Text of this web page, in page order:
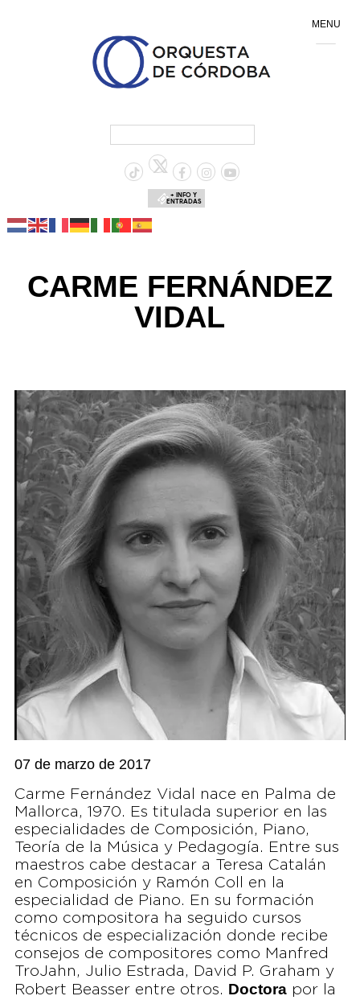
+ INFO Y
ENTRADAS
CARME FERNÁNDEZ
VIDAL
07 de marzo de 2017
Carme Fernández Vidal nace en Palma de
Mallorca, 1970. Es titulada superior en las
especialidades de Composición, Piano,
Teoría de la Música y Pedagogía. Entre sus
maestros cabe destacar a Teresa Catalán
en Composición y Ramón Coll en la
especialidad de Piano. En su formación
como compositora ha seguido cursos
técnicos de especialización donde recibe
consejos de compositores como Manfred
TroJahn, Julio Estrada, David P. Graham y
Robert Beasser entre otros. Doctorapor la
MENU